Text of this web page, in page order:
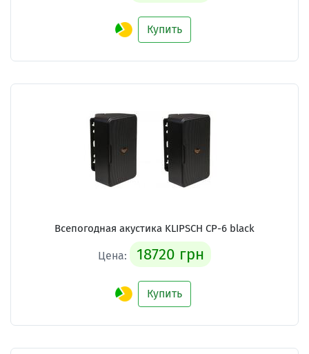
Купить
Всепогодная акустика KLIPSCH CP-6 black
Цена: 18720 грн
Купить